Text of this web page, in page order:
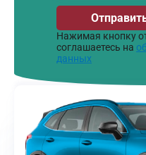
Нажимая кнопку
соглашаетесь на
данных